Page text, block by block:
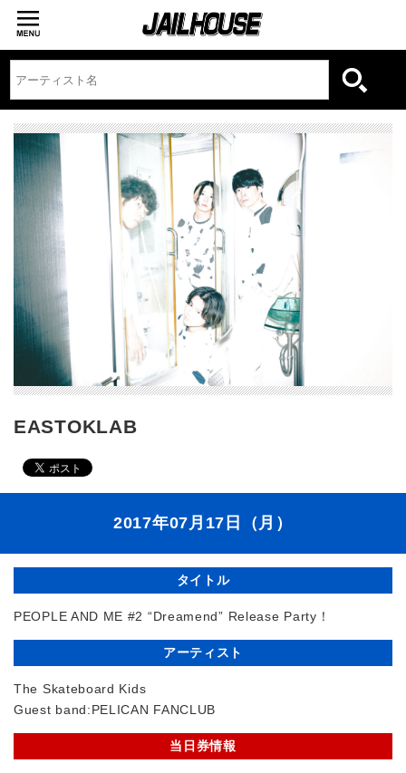
EASTOKLAB
2017年07月17日（月）
タイトル
PEOPLE AND ME #2 “Dreamend” Release Party！
アーティスト
The Skateboard Kids
Guest band:PELICAN FANCLUB
当日券情報